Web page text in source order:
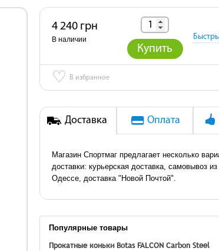
4 240 грн
В наличии
Купить
♡ В избранное
Доставка Оплата
Магазин Спортмаг предлагает несколько
доставки: курьерская доставка, самовывоз
Одессе, доставка "Новой Почтой".
Популярные товары
Прокатные коньки Botas FALCON Carbon Steel